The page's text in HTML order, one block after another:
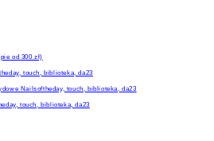
od 300 zł)
touch, biblioteka, da23
Nailsoftheday, touch, biblioteka, da23
touch, biblioteka, da23